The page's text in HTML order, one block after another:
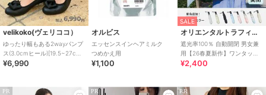
velikoko(ヴェリココ）
ゆったり幅もある2wayパンプ
ス(3.0cmヒール)[19.5~27cm]
ラクチンきれいシューズ
¥6,990
オルビス
エッセンスインヘアミルク
つめかえ用
¥1,100
SALE
オリエンタルトラフィック
遮光率100％ 自動開閉 男女兼
用【26春夏新作】ワンタッチ
晴雨兼用 折りたたみ傘 /G-
¥2,400
PR PR PR